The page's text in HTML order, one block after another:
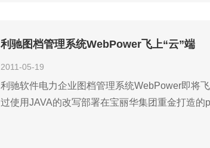
利驰图档管理系统WebPower飞上“云”端
2011-05-19
利驰软件电力企业图档管理系统WebPower即将
过使用JAVA的改写部署在宝丽华集团重金打造